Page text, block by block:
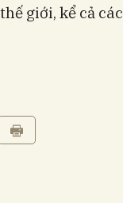
giới, kể cả các